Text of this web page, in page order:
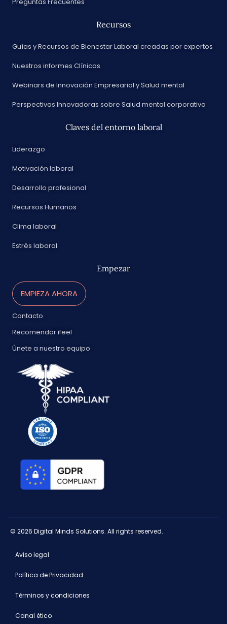
Recursos
Guías y Recursos de Bienestar Laboral creadas por expertos
Nuestros informes Clínicos
Webinars de Innovación Empresarial y Salud mental
Perspectivas Innovadoras sobre Salud mental corporativa
Claves del entorno laboral
Liderazgo
Motivación laboral
Desarrollo profesional
Recursos Humanos
Clima laboral
Estrés laboral
Empezar
EMPIEZA AHORA
Contacto
Recomendar ifeel
Únete a nuestro equipo
© 2026 Digital Minds Solutions. All rights reserved.
Aviso legal
Política de Privacidad
Términos y condiciones
Canal ético